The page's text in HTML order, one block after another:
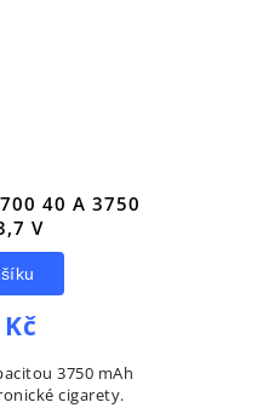
40 A 3750
V
3750 mAh
cigarety.